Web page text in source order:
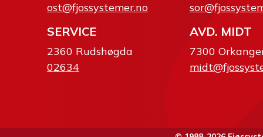
ost@fjossystemer.no
SERVICE
2360 Rudshøgda
02634
AVD. MIDT
7300